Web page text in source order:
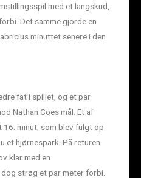
med et langskud,
Det samme gjorde en
minuttet senere i den
fat i spillet, og et par
Nathan Coes mål. Et af
16. minut, som blev fulgt op
et hjørnespark. På returen
klar med en
strøg et par meter forbi.